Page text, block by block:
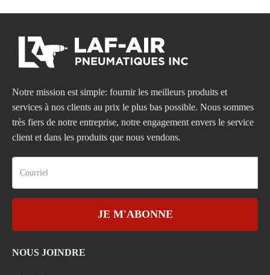
Notre mission est simple: fournir les meilleurs produits et
services à nos clients au prix le plus bas possible. Nous sommes
très fiers de notre entreprise, notre engagement envers le service
client et dans les produits que nous vendons.
JE M'ABONNE
NOUS JOINDRE